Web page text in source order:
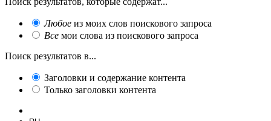
Любое из моих слов поискового запроса
Все мои слова из поискового запроса
Поиск результатов в...
Заголовки и содержание контента
Только заголовки контента